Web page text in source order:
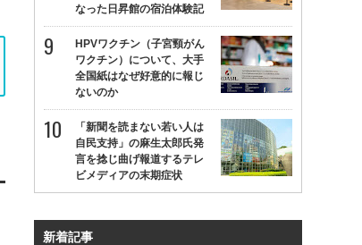
なった日昇館の宿泊体験記
HPVワクチン（子宮頸がん
ワクチン）について、大手
全国紙はなぜ好意的に報じ
ないのか
「新聞を読まない若い人は
自民支持」の麻生太郎氏発
言を捻じ曲げ報道するテレ
ビメディアの末期症状
新着記事